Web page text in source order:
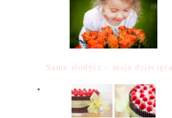
Sama słodycz - sesja dziecięca